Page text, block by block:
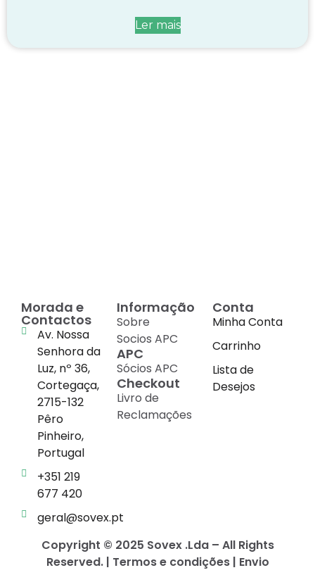
Ler mais
Morada e
Contactos
Av. Nossa
Senhora da
Luz, nº 36,
Cortegaça,
2715-132
Pêro
Pinheiro,
Portugal
+351 219
677 420
geral@sovex.pt
Informação
Sobre
Socios APC
APC
Sócios APC
Checkout
Livro de
Reclamações
Conta
Minha Conta
Carrinho
Lista de
Desejos
Copyright © 2025 Sovex .Lda – All Rights
Reserved. | Termos e condições | Envio